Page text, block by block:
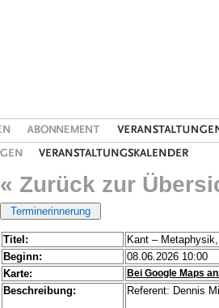
« Zurück zur
Titel:
Kant –
Beginn:
08.06.2026 10:00
Karte:
Bei Google Maps
Beschreibung:
Referent: Dennis